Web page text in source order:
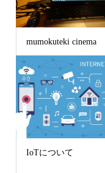
mumokuteki cinema
IoTについて